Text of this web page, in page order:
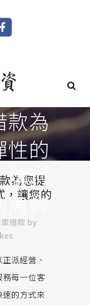
款為
性的
您
周轉
為您提
，讓您的
借款 by
派經營、
每一位客
的方式來